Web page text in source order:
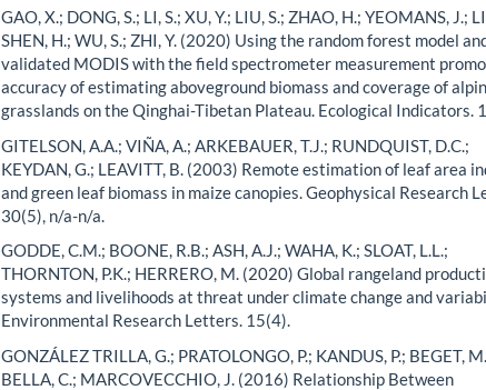
GAO, X.; DONG, S.; LI, S.; XU, Y.; LIU, S.; ZHAO, H.; YEOMANS, J.;
SHEN, H.; WU, S.; ZHI, Y. (2020) Using the random forest model
validated MODIS with the field spectrometer measurement
accuracy of estimating aboveground biomass and coverage of
grasslands on the Qinghai-Tibetan Plateau. Ecological Indicators.
GITELSON, A.A.; VIÑA, A.; ARKEBAUER, T.J.; RUNDQUIST, D.C.;
KEYDAN, G.; LEAVITT, B. (2003) Remote estimation of leaf area
and green leaf biomass in maize canopies. Geophysical Research
30(5), n/a-n/a.
GODDE, C.M.; BOONE, R.B.; ASH, A.J.; WAHA, K.; SLOAT, L.L.;
THORNTON, P.K.; HERRERO, M. (2020) Global rangeland
systems and livelihoods at threat under climate change and
Environmental Research Letters. 15(4).
GONZÁLEZ TRILLA, G.; PRATOLONGO, P.; KANDUS, P.; BEGET,
BELLA, C.; MARCOVECCHIO, J. (2016) Relationship Between